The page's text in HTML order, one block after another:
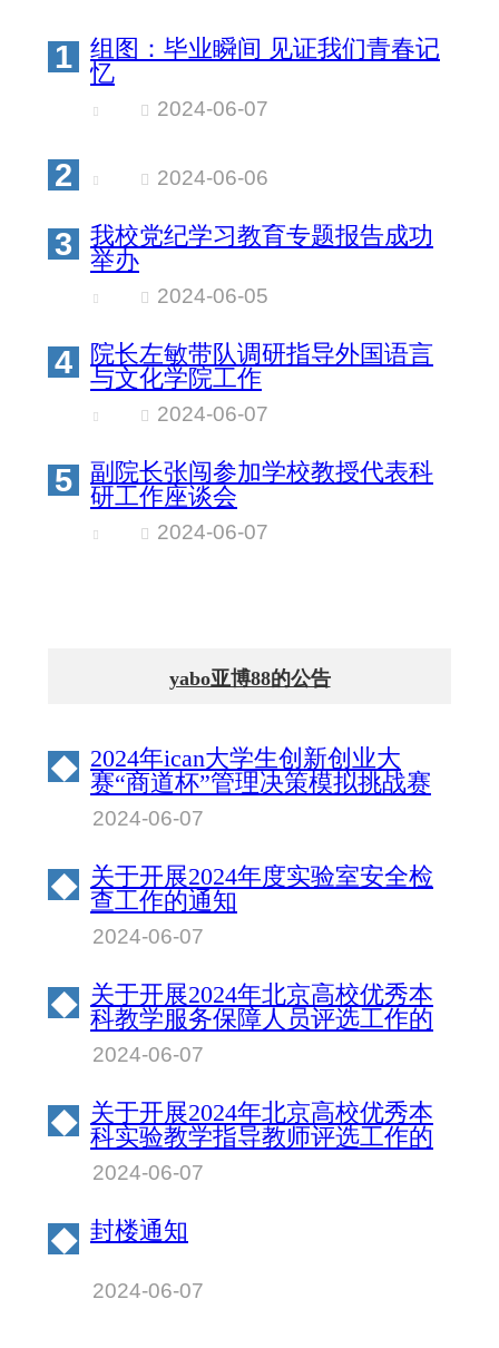
1
组图：毕业瞬间 见证我们青春记
忆
2024-06-07
2 2024-06-06
3
我校党纪学习教育专题报告成功
举办
2024-06-05
4
院长左敏带队调研指导外国语言
与文化学院工作
2024-06-07
5
副院长张闯参加学校教授代表科
研工作座谈会
2024-06-07
yabo亚博88的公告
◆ 2024年ican大学生创新创业大
赛“商道杯”管理决策模拟挑战赛
北京物资学院校园赛成绩公示
2024-06-07
◆ 关于开展2024年度实验室安全检
查工作的通知
2024-06-07
◆ 关于开展2024年北京高校优秀本
科教学服务保障人员评选工作的
通知
2024-06-07
◆ 关于开展2024年北京高校优秀本
科实验教学指导教师评选工作的
通知
2024-06-07
◆ 封楼通知
2024-06-07